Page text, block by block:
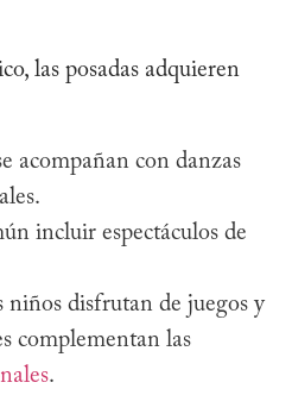
las posadas adquieren
acompañan con danzas
incluir espectáculos de
niños disfrutan de juegos y
complementan las
.